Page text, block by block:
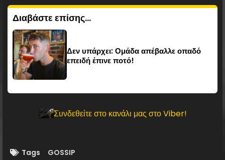
Διαβάστε επίσης...
Δεν υπάρχει: Ομάδα απέβαλλε οπαδό
επειδή έπινε ποτό!
Συνδεθείτε στο κανάλι μας στο Viber!
Tags GOSSIP